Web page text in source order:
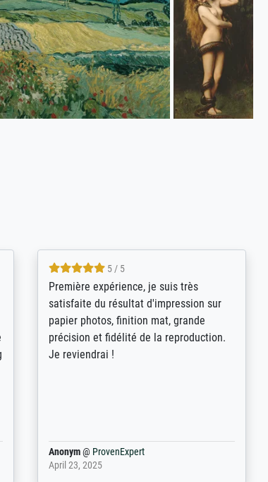
4.8 / 5
Qualité absolument irréprochable.
Extraordinaire diversité des thèmes
abordés et personnalisation des
demandes (recadrage, réajustement des
couleurs). Relation clientèle parfaite.
Anonym@ ProvenExpert
March 31, 2025